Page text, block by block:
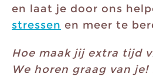
en laat je door ons
stressen en meer te
Hoe maak jij extra tijd
We horen graag van